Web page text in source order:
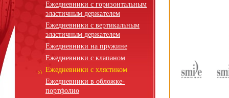
Ежедневники с горизонтальным
эластичным держателем
Ежедневники с вертикальным
эластичным держателем
Ежедневники на пружине
Ежедневники с клапаном
Ежедневники с хлястиком
Ежедневники в обложке-
портфолио